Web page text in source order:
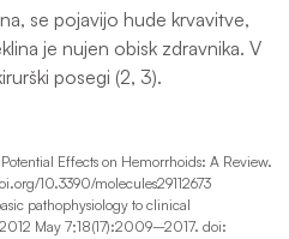
se pojavijo hude krvavitve,
je nujen obisk zdravnika. V
posegi (2, 3).
Effects on Hemorrhoids: A Review.
10.3390/molecules29112673
pathophysiology to clinical
May 7;18(17):2009–2017. doi: